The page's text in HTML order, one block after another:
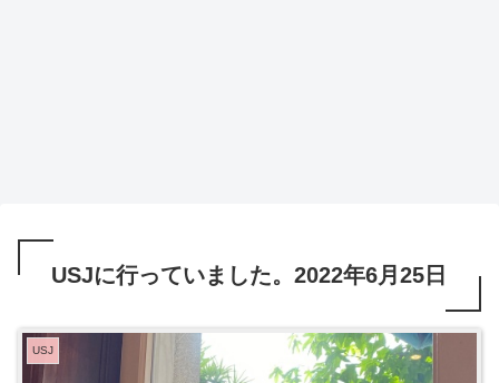
USJに行っていました。2022年6月25日
USJ